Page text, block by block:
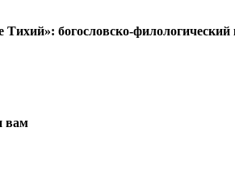
Тихий»: богословско-
вам